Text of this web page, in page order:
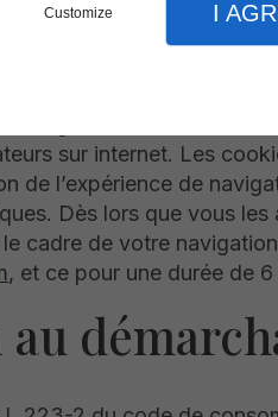
Customize I
cookies
les
sur internet. Les
de l’expérience de
Dès lors que vous
cadre de votre
, et ce pour une durée de